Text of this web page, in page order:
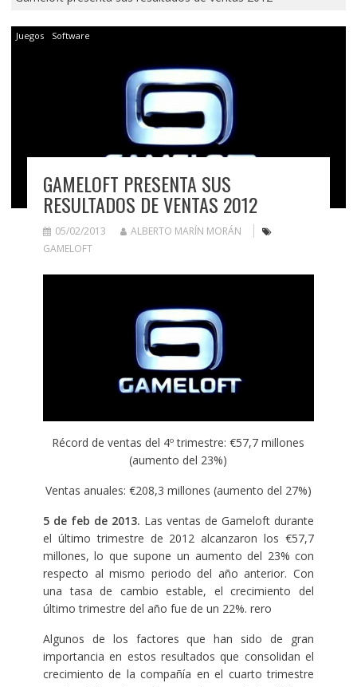
Juegos Software
GAMELOFT PRESENTA SUS
RESULTADOS DE VENTAS 2012
05/02/2013
ALBERTO MARÍN MORÁN
GAMELOFT
Récord de ventas del 4º trimestre: €57,7 millones
(aumento del 23%)
Ventas anuales: €208,3 millones (aumento del 27%)
5 de feb de 2013. Las ventas de Gameloft durante
el último trimestre de 2012 alcanzaron los €57,7
millones, lo que supone un aumento del 23% con
respecto al mismo periodo del año anterior. Con
una tasa de cambio estable, el crecimiento del
último trimestre del año fue de un 22%. rero
Algunos de los factores que han sido de gran
importancia en estos resultados que consolidan el
crecimiento de la compañía en el cuarto trimestre